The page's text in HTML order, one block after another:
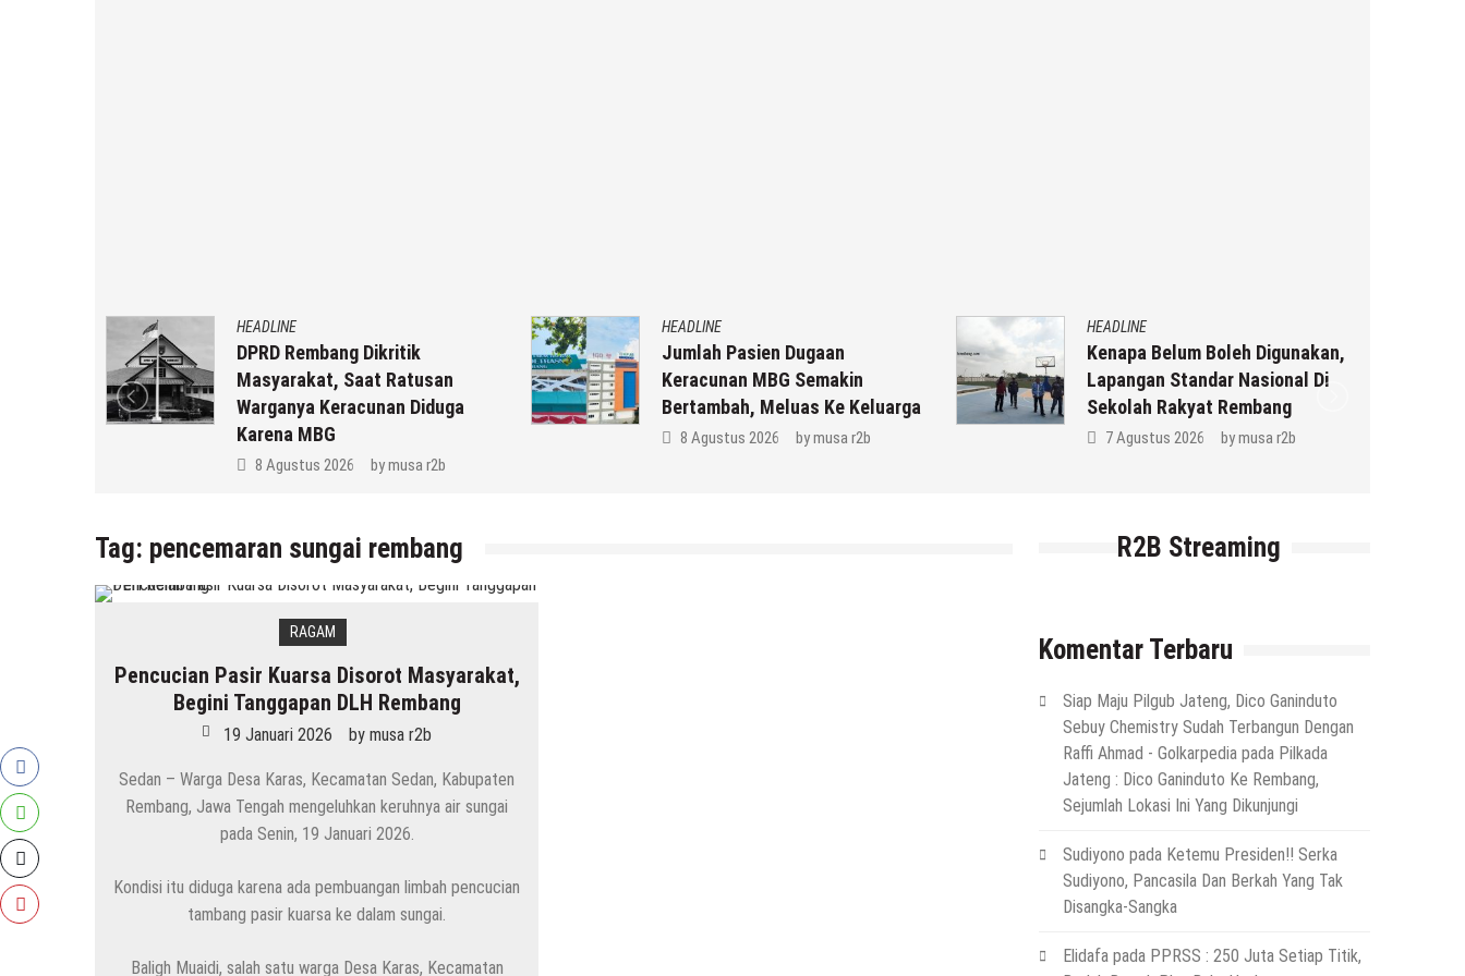
HEADLINE
DPRD Rembang Dikritik
Masyarakat, Saat Ratusan
Warganya Keracunan Diduga
Karena MBG
8 Agustus 2026 bymusa r2b
HEADLINE
Jumlah Pasien Dugaan
Keracunan MBG Semakin
Bertambah, Meluas Ke Keluarga
8 Agustus 2026 bymusa r2b
HEADLINE
Kenapa Belum Boleh Digunakan,
Lapangan Standar Nasional Di
Sekolah Rakyat Rembang
7 Agustus 2026 bymusa r2b
Tag: pencemaran sungai rembang
RAGAM
Pencucian Pasir Kuarsa Disorot Masyarakat,
Begini Tanggapan DLH Rembang
19 Januari 2026 bymusa r2b
Sedan – Warga Desa Karas, Kecamatan Sedan, Kabupaten
Rembang, Jawa Tengah mengeluhkan keruhnya air sungai
pada Senin, 19 Januari 2026.
Kondisi itu diduga karena ada pembuangan limbah pencucian
tambang pasir kuarsa ke dalam sungai.
Baligh Muaidi, salah satu warga Desa Karas, Kecamatan
R2B Streaming
Komentar Terbaru
Siap Maju Pilgub Jateng, Dico Ganinduto
Sebuy Chemistry Sudah Terbangun Dengan
Raffi Ahmad - Golkarpediapada Pilkada
Jateng : Dico Ganinduto Ke Rembang,
Sejumlah Lokasi Ini Yang Dikunjungi
Sudiyono pada Ketemu Presiden!! Serka
Sudiyono, Pancasila Dan Berkah Yang Tak
Disangka-Sangka
Elidafapada PPRSS : 250 Juta Setiap Titik,